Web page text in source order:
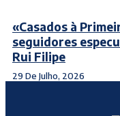
«Casados à
seguidores
Rui Filipe
29 De Julho, 2026